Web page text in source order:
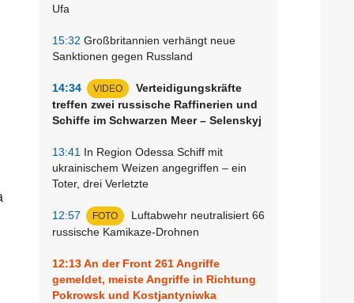
Ufa
15:32 Großbritannien verhängt neue
Sanktionen gegen Russland
14:34 VIDEO
Verteidigungskräfte
treffen zwei russische Raffinerien und
Schiffe im Schwarzen Meer – Selenskyj
13:41 In Region Odessa Schiff mit
ukrainischem Weizen angegriffen – ein
Toter, drei Verletzte
12:57 FOTO
Luftabwehr neutralisiert 66
russische Kamikaze-Drohnen
12:13An der Front 261 Angriffe
gemeldet, meiste Angriffe in Richtung
Pokrowsk und Kostjantyniwka